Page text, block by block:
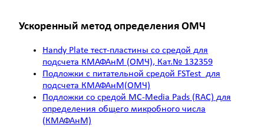
Ускоренный метод определения ОМЧ
Handy Plate тест-пластины со средой для
подсчета КМАФАнМ (ОМЧ), Кат.№ 132359
Подложки с питательной средой FSTest для
подсчета КМАФАнМ(ОМЧ)
Подложки со средой MC-Media Pads (RAC) для
определения общего микробного числа
(КМАФАнМ)